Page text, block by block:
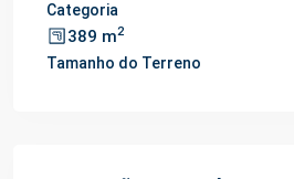
Categoria
389 m2
Tamanho do Terreno